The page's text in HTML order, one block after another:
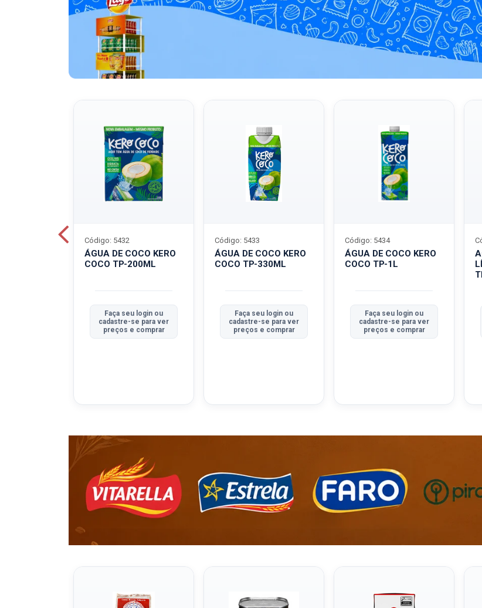
ÁGUA DE COCO KERO
COCO TP-200ML
Código: 5432
Faça seu login ou
cadastre-se para ver
preços e comprar
ÁGUA DE COCO KERO
COCO TP-330ML
Código: 5433
Faça seu login ou
cadastre-se para ver
preços e comprar
ÁGUA DE COCO KERO
COCO TP-1L
Código: 5434
Faça seu login ou
cadastre-se para ver
preços e comprar